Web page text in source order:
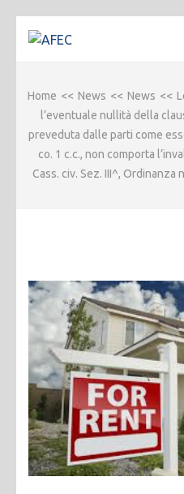
invio)
Home << News << News <<
l’eventuale nullità della
preveduta dalle parti come
co. 1 c.c., non comporta
Cass. civ. Sez. III^,